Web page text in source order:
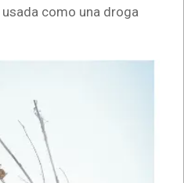
como una droga